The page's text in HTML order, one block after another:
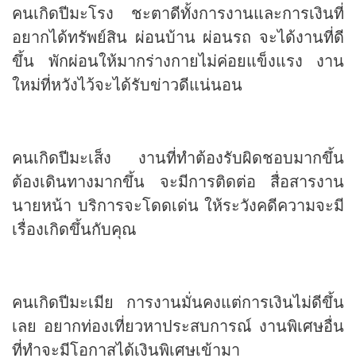
คนเกิดปีมะโรง ชะตาดีทั้งการงานและการเงินที่
อยากได้ทรัพย์สิน ผ่อนบ้าน ผ่อนรถ จะได้งานที่ดี
ขึ้น พักผ่อนให้มากร่างกายไม่ค่อยแข็งแรง งาน
ใหม่ที่หวังไว้จะได้รับข่าวดีแน่นอน
คนเกิดปีมะเส็ง งานที่ทำต้องรับผิดชอบมากขึ้น
ต้องเดินทางมากขึ้น จะมีการติดต่อ สื่อสารงาน
นายหน้า บริการจะโดดเด่น ให้ระวังคดีความจะมี
เรื่องเกิดขึ้นกับคุณ
คนเกิดปีมะเมีย การงานมั่นคงแต่การเงินไม่ดีขึ้น
เลย อยากท่องเที่ยวหาประสบการณ์ งานพิเศษอื่น
ที่ทำจะมีโอกาสได้เงินพิเศษเข้ามา